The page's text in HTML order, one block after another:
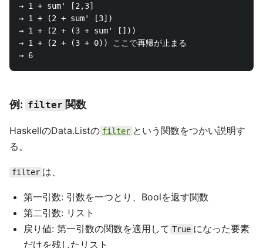
→ 1 + sum' [2,3]
→ 1 + (2 + sum' [3])
→ 1 + (2 + (3 + sum' []))
→ 1 + (2 + (3 + 0)) ここで再帰が止まる
例: filter 関数
HaskellのData.Listの filter という関数をつかい説明す
る。
filter は、
第一引数: 引数を一つとり、Boolを返す関数
第二引数: リスト
戻り値: 第一引数の関数を適用して True になった要素
だけを残したリスト